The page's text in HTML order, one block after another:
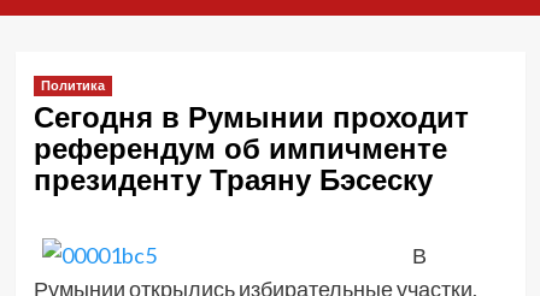
Политика
Сегодня в Румынии проходит
референдум об импичменте
президенту Траяну Бэсеску
В
Румынии открылись избирательные участки,